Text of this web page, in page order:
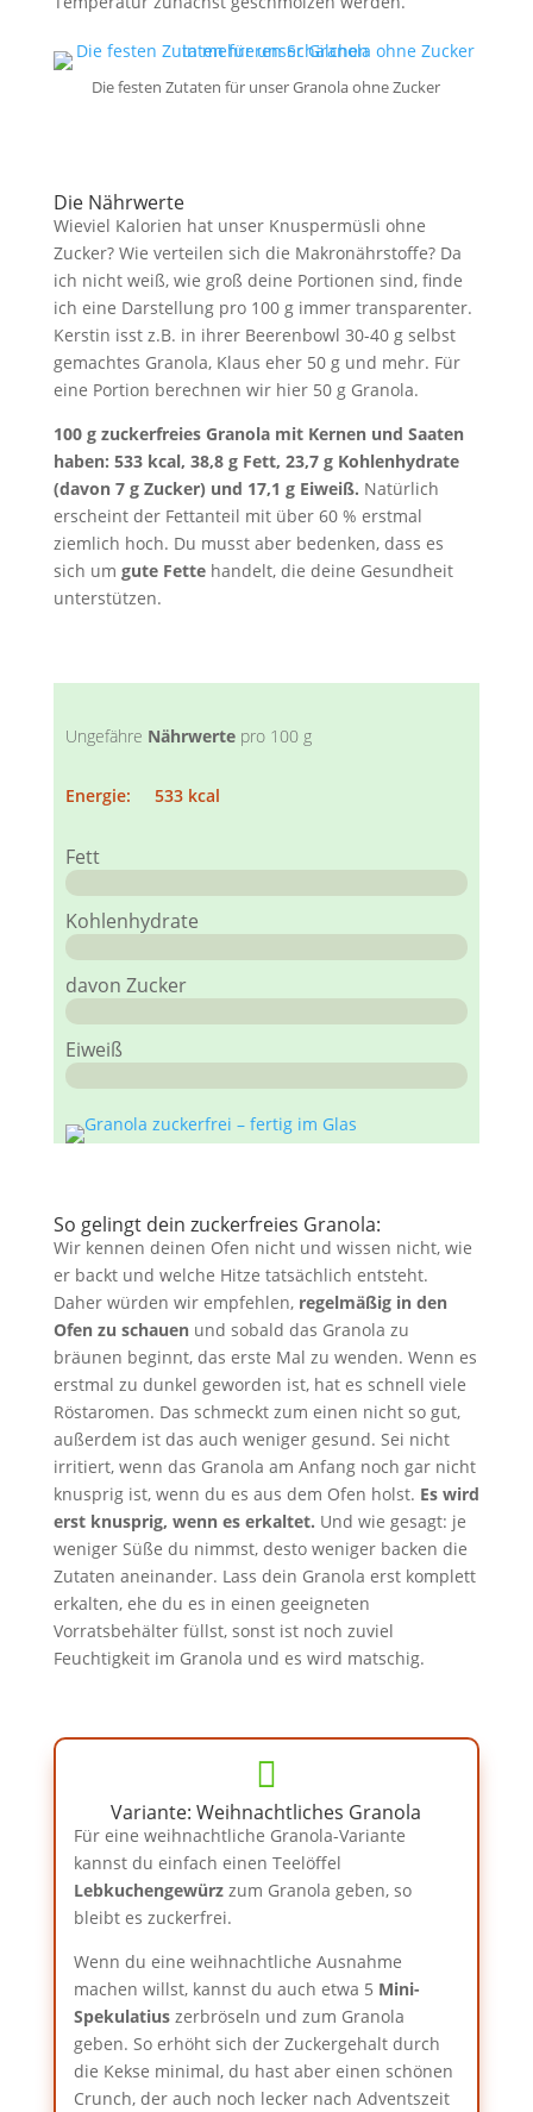
Die festen Zutaten für unser Granola ohne Zucker
Die Nährwerte
Wieviel Kalorien hat unser Knuspermüsli ohne
Zucker? Wie verteilen sich die Makronährstoffe? Da
ich nicht weiß, wie groß deine Portionen sind, finde
ich eine Darstellung pro 100 g immer transparenter.
Kerstin isst z.B. in ihrer Beerenbowl 30-40 g selbst
gemachtes Granola, Klaus eher 50 g und mehr. Für
eine Portion berechnen wir hier 50 g Granola.
100 g zuckerfreies Granola mit Kernen und Saaten
haben: 533 kcal, 38,8 g Fett, 23,7 g Kohlenhydrate
(davon 7 g Zucker) und 17,1 g Eiweiß. Natürlich
erscheint der Fettanteil mit über 60 % erstmal
ziemlich hoch. Du musst aber bedenken, dass es
sich um gute Fettehandelt, die deine Gesundheit
unterstützen.
Ungefähre Nährwertepro 100 g
Energie: 533 kcal
Fett
Kohlenhydrate
davon Zucker
Eiweiß
So gelingt dein zuckerfreies Granola:
Wir kennen deinen Ofen nicht und wissen nicht, wie
er backt und welche Hitze tatsächlich entsteht.
Daher würden wir empfehlen, regelmäßig in den
Ofen zu schauenund sobald das Granola zu
bräunen beginnt, das erste Mal zu wenden. Wenn es
erstmal zu dunkel geworden ist, hat es schnell viele
Röstaromen. Das schmeckt zum einen nicht so gut,
außerdem ist das auch weniger gesund. Sei nicht
irritiert, wenn das Granola am Anfang noch gar nicht
knusprig ist, wenn du es aus dem Ofen holst. Es wird
erst knusprig, wenn es erkaltet. Und wie gesagt: je
weniger Süße du nimmst, desto weniger backen die
Zutaten aneinander. Lass dein Granola erst komplett
erkalten, ehe du es in einen geeigneten
Vorratsbehälter füllst, sonst ist noch zuviel
Feuchtigkeit im Granola und es wird matschig.

Variante: Weihnachtliches Granola
Für eine weihnachtliche Granola-Variante
kannst du einfach einen Teelöffel
Lebkuchengewürzzum Granola geben, so
bleibt es zuckerfrei.
Wenn du eine weihnachtliche Ausnahme
machen willst, kannst du auch etwa 5 Mini-
Spekulatiuszerbröseln und zum Granola
geben. So erhöht sich der Zuckergehalt durch
die Kekse minimal, du hast aber einen schönen
Crunch, der auch noch lecker nach Adventszeit